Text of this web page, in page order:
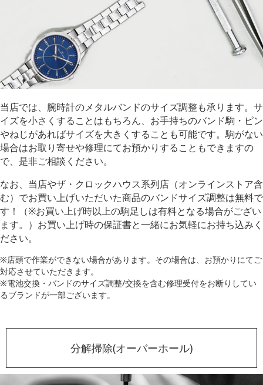
当店では、腕時計のメタルバンドのサイズ調整も承ります。サ
イズを小さくすることはもちろん、お手持ちのバンド駒・ピン
やねじがあればサイズを大きくすることも可能です。駒がない
場合はお取り寄せや修理にてお預かりすることもできますの
で、是非ご相談ください。
なお、当店やザ・クロックハウス系列店（オンラインストア含
む）でお買い上げいただいた商品のバンドサイズ調整は無料で
す！（※お買い上げ時以上の駒足しは有料となる場合がござい
ます。）お買い上げ時の保証書と一緒にお気軽にお持ち込みく
ださい。
※店頭で作業ができない場合があります。その場合は、お預かりにてご
対応させていただきます。
※電池交換・バンドのサイズ調整/交換を含む修理受付をお断りしてい
るブランドが一部ございます。
分解掃除(オーバーホール)